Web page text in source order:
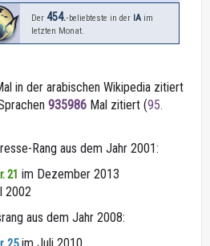
Der 454.‑beliebteste in der IA im
letzten Monat.
in der arabischen Wikipedia zitiert
935986 Mal zitiert (95.
Rang aus dem Jahr 2001:
21 im Dezember 2013
2002
aus dem Jahr 2008: